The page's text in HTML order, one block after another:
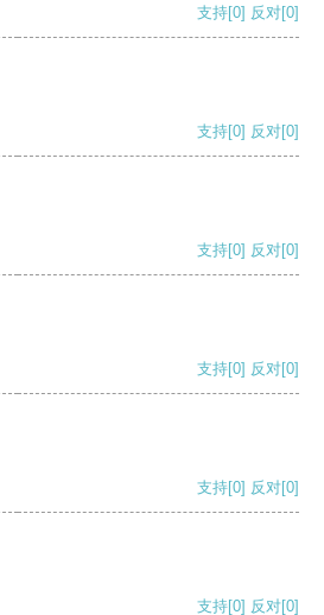
支持[0] 反对[0]
支持[0] 反对[0]
支持[0] 反对[0]
支持[0] 反对[0]
支持[0] 反对[0]
支持[0] 反对[0]